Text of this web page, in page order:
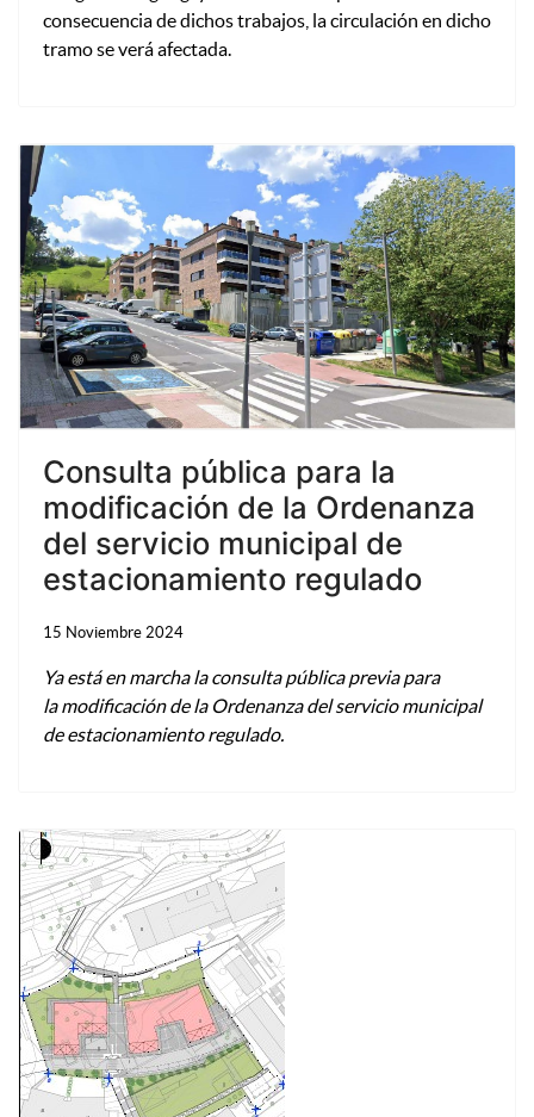
consecuencia de dichos trabajos, la circulación en dicho
tramo se verá afectada.
Consulta pública para la
modificación de la Ordenanza
del servicio municipal de
estacionamiento regulado
15 Noviembre 2024
Ya está en marcha la consulta pública previa para
la modificación de la Ordenanza del servicio municipal
de estacionamiento regulado.